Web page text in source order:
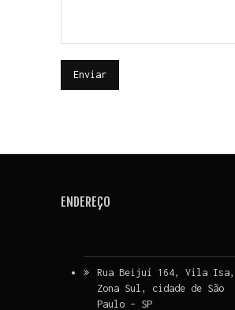
ENDEREÇO
Rua Beijuí 164, Vila Isa,
Zona Sul, cidade de São
Paulo – SP